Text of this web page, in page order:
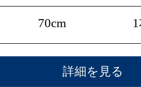
70cm
詳細を見る